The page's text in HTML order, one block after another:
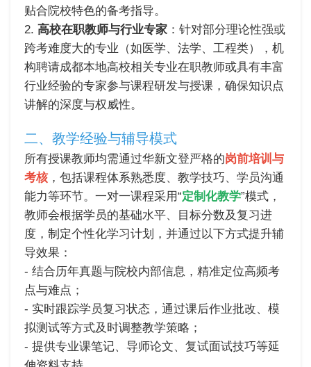
贴合院校特色的备考指导。
2. 高校在职教师与行业专家 ：针对部分理论性强或
跨考难度大的专业（如医学、法学、工程类），机
构聘请成都本地高校相关专业在职教师或具有丰富
行业经验的专家参与课程研发与授课，确保知识点
讲解的深度与权威性。
二、教学经验与辅导模式
所有授课教师均需通过华新文登严格的岗前培训与
考核，包括课程体系熟悉度、教学技巧、学员沟通
能力等环节。一对一课程采用“定制化教学”模式，
教师会根据学员的基础水平、目标分数及复习进
度，制定个性化学习计划，并通过以下方式提升辅
导效果：
- 结合历年真题与院校内部信息，精准定位高频考
点与难点；
- 实时跟踪学员复习状态，通过课后作业批改、模
拟测试等方式及时调整教学策略；
- 提供专业课笔记、导师论文、复试面试技巧等延